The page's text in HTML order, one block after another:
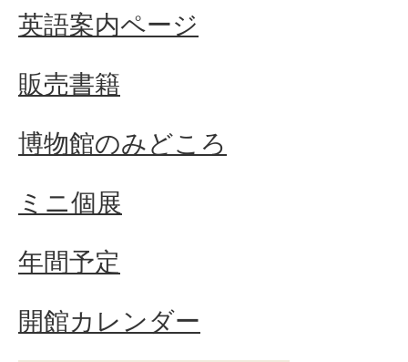
英語案内ページ
販売書籍
博物館のみどころ
ミニ個展
年間予定
開館カレンダー